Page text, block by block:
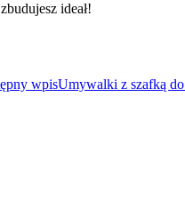
ideał!
wpisUmywalki z szafką